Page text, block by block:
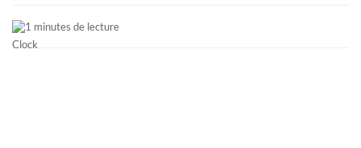
1 minutes de lecture